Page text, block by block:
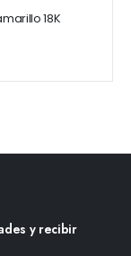
18K
y recibir